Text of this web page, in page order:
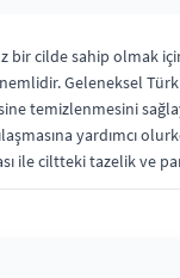
bir cilde sahip olmak
Geleneksel Türk
temizlenmesini
yardımcı
ile ciltteki tazelik ve